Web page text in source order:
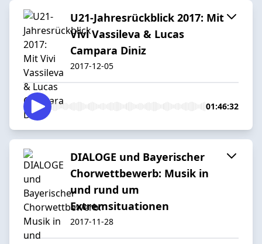
U21-Jahresrückblick 2017: Mit
Vivi Vassileva & Lucas
Campara Diniz
2017-12-05
01:46:32
DIALOGE und Bayerischer
Chorwettbewerb: Musik in
und rund um
Extremsituationen
2017-11-28